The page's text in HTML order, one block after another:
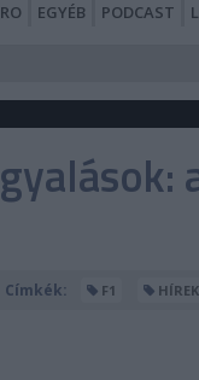
EGYÉB PODCAST
Címkék: F1 HÍREK